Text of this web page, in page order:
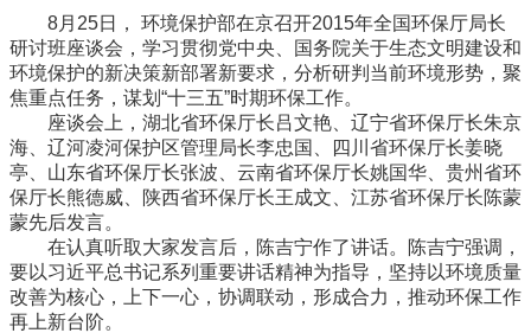
8月25日， 环境保护部在京召开2015年全国环保厅局长
研讨班座谈会，学习贯彻党中央、国务院关于生态文明建设和
环境保护的新决策新部署新要求，分析研判当前环境形势，聚
焦重点任务，谋划“十三五”时期环保工作。
座谈会上，湖北省环保厅长吕文艳、辽宁省环保厅长朱京
海、辽河凌河保护区管理局长李忠国、四川省环保厅长姜晓
亭、山东省环保厅长张波、云南省环保厅长姚国华、贵州省环
保厅长熊德威、陕西省环保厅长王成文、江苏省环保厅长陈蒙
蒙先后发言。
在认真听取大家发言后，陈吉宁作了讲话。陈吉宁强调，
要以习近平总书记系列重要讲话精神为指导，坚持以环境质量
改善为核心，上下一心，协调联动，形成合力，推动环保工作
再上新台阶。